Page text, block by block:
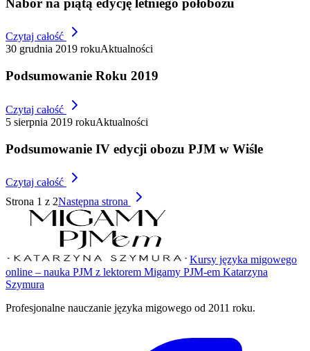
Czytaj całość
30 grudnia 2019 rokuAktualności
Podsumowanie Roku 2019
Czytaj całość
5 sierpnia 2019 rokuAktualności
Podsumowanie IV edycji obozu PJM w Wiśle
Czytaj całość
Strona 1 z 2Następna strona
Kursy języka migowego
online – nauka PJM z lektorem Migamy PJM-em Katarzyna
Szymura
Profesjonalne nauczanie języka migowego od 2011 roku.